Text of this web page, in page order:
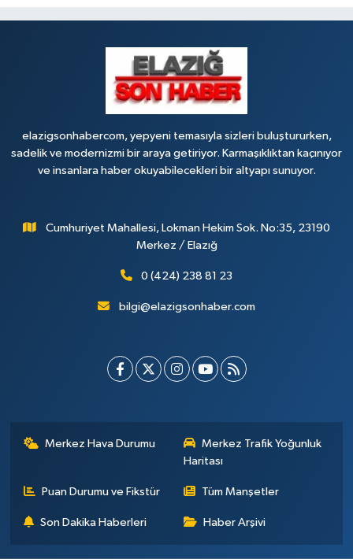
elazigsonhabercom, yepyeni temasıyla sizleri buluştururken,
sadelik ve modernizmi bir araya getiriyor. Karmaşıklıktan kaçınıyor
ve insanlara haber okuyabilecekleri bir altyapı sunuyor.
Cumhuriyet Mahallesi, Lokman Hekim Sok. No:35, 23190
Merkez / Elazığ
0 (424) 238 81 23
bilgi@elazigsonhaber.com
Merkez Hava Durumu
Merkez Trafik Yoğunluk
Haritası
Puan Durumu ve Fikstür Tüm Manşetler
Son Dakika Haberleri Haber Arşivi